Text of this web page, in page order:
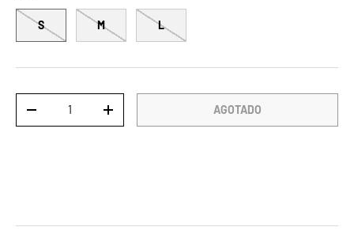
S M L
DISMINUIR CANTIDADAUMENTAR LA CANTIDADAGOTADO